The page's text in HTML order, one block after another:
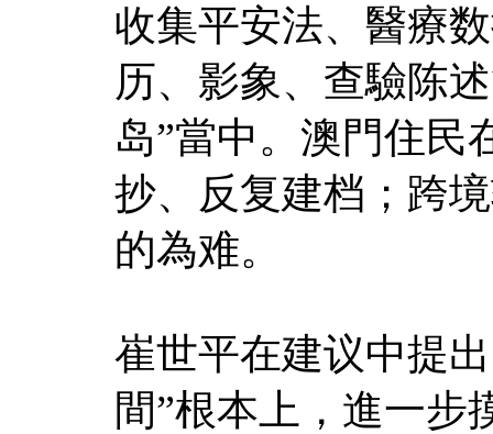
收集平安法、醫療
历、影象、查驗陈
岛”當中。澳門住民
抄、反复建档；跨
的為难。
崔世平在建议中提
間”根本上，進一步